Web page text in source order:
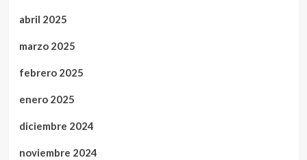
abril 2025
marzo 2025
febrero 2025
enero 2025
diciembre 2024
noviembre 2024